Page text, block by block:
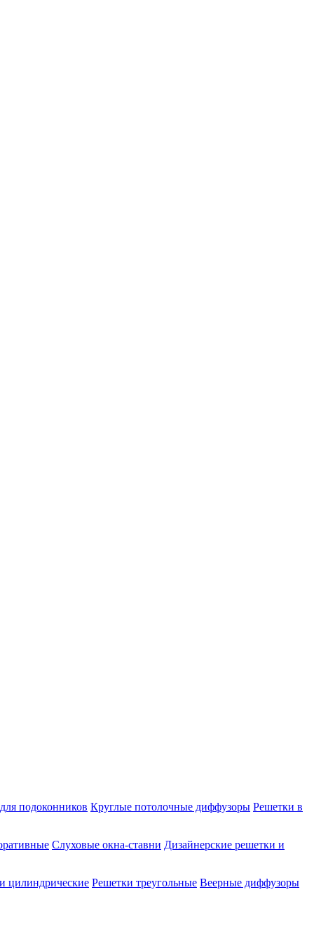
подоконников Круглые потолочные диффузоры Решетки в
Слуховые окна-ставни Дизайнерские решетки и
цилиндрические Решетки треугольные Веерные диффузоры